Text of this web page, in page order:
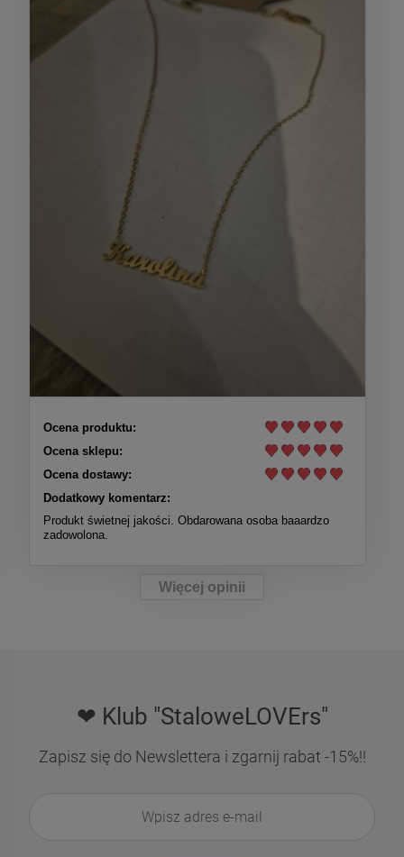
Ocena produktu:
Ocena sklepu:
Ocena dostawy:
Dodatkowy komentarz:
Produkt świetnej jakości. Obdarowana osoba baaardzo
zadowolona.
Więcej opinii
❤ Klub "StaloweLOVErs"
Zapisz się do Newslettera i zgarnij rabat -15%!!